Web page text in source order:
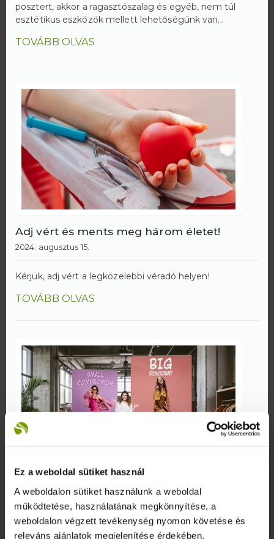
Ez a weboldal sütiket használ
A weboldalon sütiket használunk a weboldal
működtetése, használatának megkönnyítése, a
weboldalon végzett tevékenység nyomon követése és
releváns ajánlatok megjelenítése érdekében.
posztert, akkor a ragasztószalag és egyéb, nem túl
esztétikus eszközök mellett lehetőségünk van...
TOVÁBB OLVAS
Adj vért és ments meg három életet!
2024. augusztus 15.
Kérjük, adj vért a legközelebbi véradó helyen!
TOVÁBB OLVAS
Immár 150 cm szélességben is elérhető az
Óriás roll-up állványunk
2024. augusztus 13.